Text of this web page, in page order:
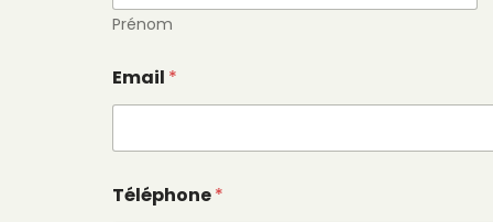
Prénom
Email *
Téléphone*